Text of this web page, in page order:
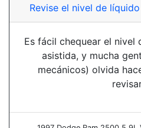
Revise el nivel de
Es fácil chequear el
asistida, y mucha
mecánicos) olvida